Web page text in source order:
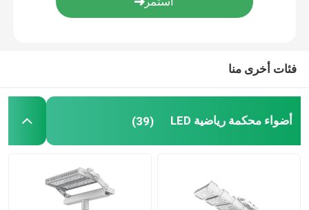
فئات أخرى منا
أضواء محكمة رياضية LED (39)